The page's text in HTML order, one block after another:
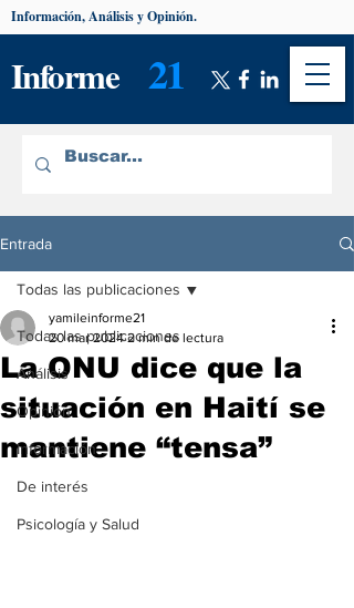
Informe 21
Información, Análisis y Opinión.
Entrada
Todas las publicaciones
Análisis
Opinión
Información
De interés
Psicología y Salud
Todas las publicaciones
La ONU dice que la
situación en Haití se
mantiene “tensa”
yamileinforme21
20 mar 2024 2 min de lectura